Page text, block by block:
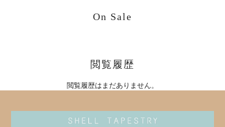
On Sale
閲覧履歴
閲覧履歴はまだありません。